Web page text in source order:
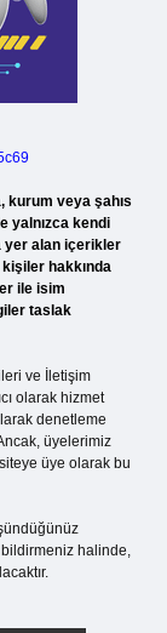
kurum veya şahıs
yalnızca kendi
yer alan içerikler
hakkında
ile isim
taslak
ve İletişim
olarak hizmet
denetleme
üyelerimiz
üye olarak bu
halinde,